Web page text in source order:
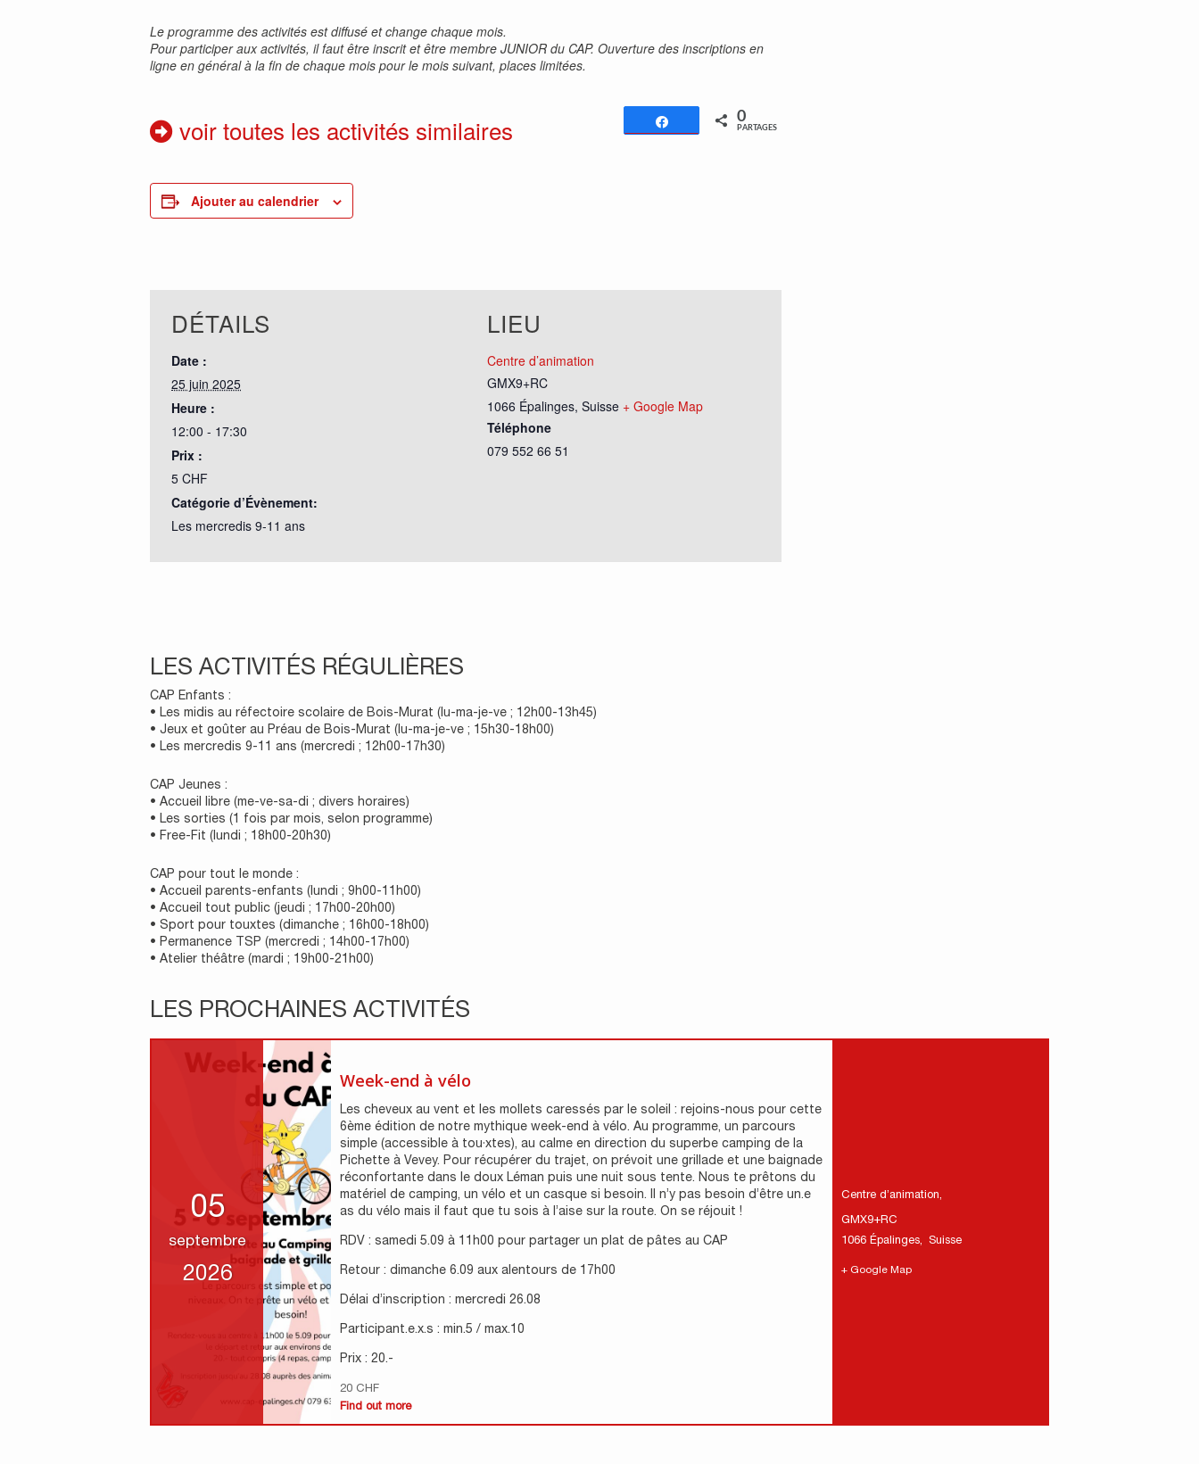
Le programme des activités est diffusé et change chaque mois.
Pour participer aux activités, il faut être inscrit et être membre JUNIOR du CAP. Ouverture des inscriptions en
ligne en général à la fin de chaque mois pour le mois suivant, places limitées.
Partagez 0
PARTAGES
voir toutes les activités similaires
Ajouter au calendrier
DÉTAILS
Date :
25 juin 2025
Heure :
12:00 - 17:30
Prix :
5 CHF
Catégorie d’Évènement:
Les mercredis 9-11 ans
LIEU
Centre d’animation
GMX9+RC
1066 Épalinges, Suisse + Google Map
Téléphone
079 552 66 51
LES ACTIVITÉS RÉGULIÈRES
CAP Enfants :
• Les midis au réfectoire scolaire de Bois-Murat (lu-ma-je-ve ; 12h00-13h45)
• Jeux et goûter au Préau de Bois-Murat (lu-ma-je-ve ; 15h30-18h00)
• Les mercredis 9-11 ans (mercredi ; 12h00-17h30)
CAP Jeunes :
• Accueil libre (me-ve-sa-di ; divers horaires)
• Les sorties (1 fois par mois, selon programme)
• Free-Fit (lundi ; 18h00-20h30)
CAP pour tout le monde :
• Accueil parents-enfants (lundi ; 9h00-11h00)
• Accueil tout public (jeudi ; 17h00-20h00)
• Sport pour touxtes (dimanche ; 16h00-18h00)
• Permanence TSP (mercredi ; 14h00-17h00)
• Atelier théâtre (mardi ; 19h00-21h00)
LES PROCHAINES ACTIVITÉS
05
septembre
2026
Week-end à vélo
Les cheveux au vent et les mollets caressés par le soleil : rejoins-nous pour cette
6ème édition de notre mythique week-end à vélo. Au programme, un parcours
simple (accessible à tou·xtes), au calme en direction du superbe camping de la
Pichette à Vevey. Pour récupérer du trajet, on prévoit une grillade et une baignade
réconfortante dans le doux Léman puis une nuit sous tente. Nous te prêtons du
matériel de camping, un vélo et un casque si besoin. Il n’y pas besoin d’être un.e
as du vélo mais il faut que tu sois à l’aise sur la route. On se réjouit !
RDV : samedi 5.09 à 11h00 pour partager un plat de pâtes au CAP
Retour : dimanche 6.09 aux alentours de 17h00
Délai d’inscription : mercredi 26.08
Participant.e.x.s : min.5 / max.10
Prix : 20.-
20 CHF
Find out more
Centre d’animation,
GMX9+RC
1066 Épalinges, Suisse
+ Google Map